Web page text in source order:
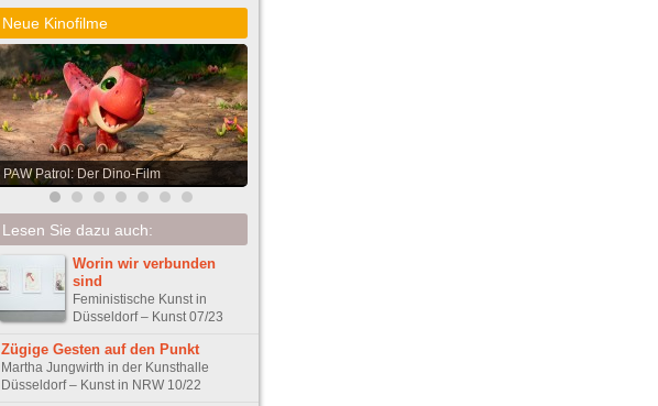
Neue Kinofilme
PAW Patrol: Der Dino-Film
Lesen Sie dazu auch:
Worin wir verbunden
sind
Feministische Kunst in
Düsseldorf – Kunst 07/23
Zügige Gesten auf den Punkt
Martha Jungwirth in der Kunsthalle
Düsseldorf – Kunst in NRW 10/22